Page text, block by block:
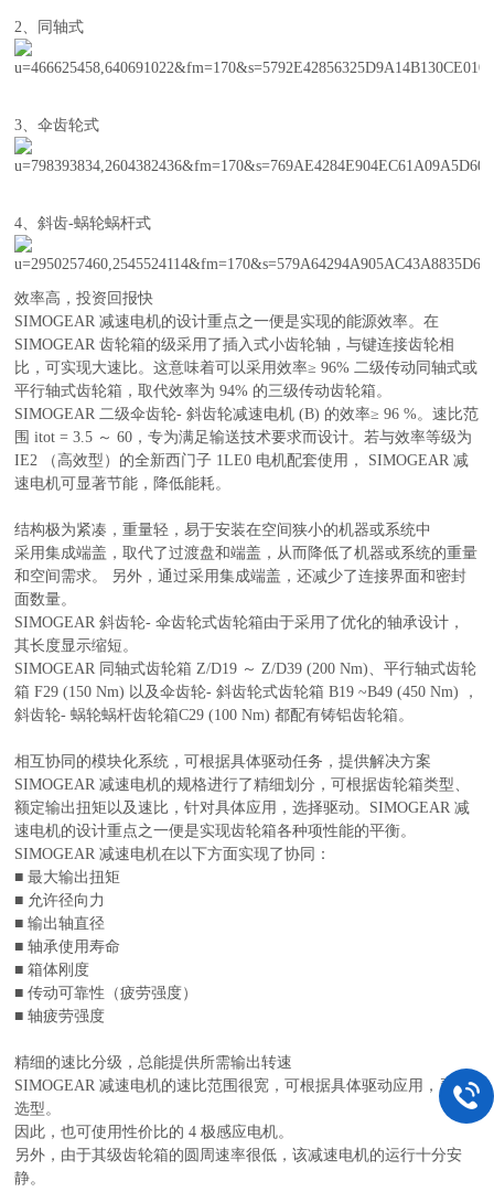
2、同轴式
3、伞齿轮式
4、斜齿-蜗轮蜗杆式
效率高，投资回报快
SIMOGEAR 减速电机的设计重点之一便是实现的能源效率。在
SIMOGEAR 齿轮箱的级采用了插入式小齿轮轴，与键连接齿轮相
比，可实现大速比。这意味着可以采用效率≥ 96% 二级传动同轴式或
平行轴式齿轮箱，取代效率为 94% 的三级传动齿轮箱。
SIMOGEAR 二级伞齿轮- 斜齿轮减速电机 (B) 的效率≥ 96 %。速比范
围 itot = 3.5 ～ 60，专为满足输送技术要求而设计。若与效率等级为
IE2 （高效型）的全新西门子 1LE0 电机配套使用， SIMOGEAR 减
速电机可显著节能，降低能耗。
结构极为紧凑，重量轻，易于安装在空间狭小的机器或系统中
采用集成端盖，取代了过渡盘和端盖，从而降低了机器或系统的重量
和空间需求。 另外，通过采用集成端盖，还减少了连接界面和密封
面数量。
SIMOGEAR 斜齿轮- 伞齿轮式齿轮箱由于采用了优化的轴承设计，
其长度显示缩短。
SIMOGEAR 同轴式齿轮箱 Z/D19 ～ Z/D39 (200 Nm)、平行轴式齿轮
箱 F29 (150 Nm) 以及伞齿轮- 斜齿轮式齿轮箱 B19 ~B49 (450 Nm) ，
斜齿轮- 蜗轮蜗杆齿轮箱C29 (100 Nm) 都配有铸铝齿轮箱。
相互协同的模块化系统，可根据具体驱动任务，提供解决方案
SIMOGEAR 减速电机的规格进行了精细划分，可根据齿轮箱类型、
额定输出扭矩以及速比，针对具体应用，选择驱动。SIMOGEAR 减
速电机的设计重点之一便是实现齿轮箱各种项性能的平衡。
SIMOGEAR 减速电机在以下方面实现了协同：
■ 最大输出扭矩
■ 允许径向力
■ 输出轴直径
■ 轴承使用寿命
■ 箱体刚度
■ 传动可靠性（疲劳强度）
■ 轴疲劳强度
精细的速比分级，总能提供所需输出转速
SIMOGEAR 减速电机的速比范围很宽，可根据具体驱动应用，灵活
选型。
因此，也可使用性价比的 4 极感应电机。
另外，由于其级齿轮箱的圆周速率很低，该减速电机的运行十分安
静。